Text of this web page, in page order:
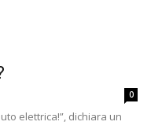
0
elettrica!”, dichiara un